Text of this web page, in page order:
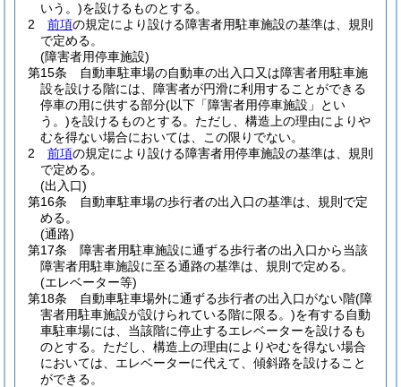
いう。)を設けるものとする。
2
前項の規定により設ける障害者用駐車施設の基準は、規則
で定める。
(障害者用停車施設)
第15条
自動車駐車場の自動車の出入口又は障害者用駐車施
設を設ける階には、障害者が円滑に利用することができる
停車の用に供する部分(以下「障害者用停車施設」とい
う。)を設けるものとする。 ただし、構造上の理由によりや
むを得ない場合においては、この限りでない。
2
前項の規定により設ける障害者用停車施設の基準は、規則
で定める。
(出入口)
第16条
自動車駐車場の歩行者の出入口の基準は、規則で定
める。
(通路)
第17条
障害者用駐車施設に通ずる歩行者の出入口から当該
障害者用駐車施設に至る通路の基準は、規則で定める。
(エレベーター等)
第18条
自動車駐車場外に通ずる歩行者の出入口がない階(障
害者用駐車施設が設けられている階に限る。)を有する自動
車駐車場には、当該階に停止するエレベーターを設けるも
のとする。 ただし、構造上の理由によりやむを得ない場合
においては、エレベーターに代えて、傾斜路を設けること
ができる。